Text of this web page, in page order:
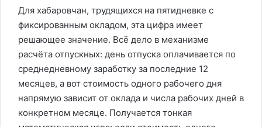
Для хабаровчан, трудящихся на пятидневке с
фиксированным окладом, эта цифра имеет
решающее значение. Всё дело в механизме
расчёта отпускных: день отпуска оплачивается по
среднедневному заработку за последние 12
месяцев, а вот стоимость одного рабочего дня
напрямую зависит от оклада и числа рабочих дней в
конкретном месяце. Получается тонкая